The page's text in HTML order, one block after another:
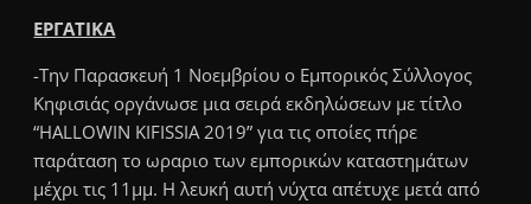
ΕΡΓΑΤΙΚΑ
-Την Παρασκευή 1 Νοεμβρίου ο Εμπορικός Σύλλογος
Κηφισιάς οργάνωσε μια σειρά εκδηλώσεων με τίτλο
“HALLOWIN KIFISSIA 2019” για τις οποίες πήρε
παράταση το ωραριο των εμπορικών καταστημάτων
μέχρι τις 11μμ. Η λευκή αυτή νύχτα απέτυχε μετά από